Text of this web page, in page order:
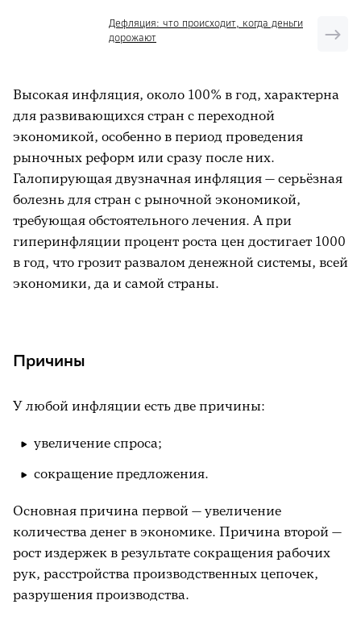
Дефляция: что происходит, когда деньги
дорожают
Высокая инфляция, около 100% в год, характерна
для развивающихся стран с переходной
экономикой, особенно в период проведения
рыночных реформ или сразу после них.
Галопирующая двузначная инфляция — серьёзная
болезнь для стран с рыночной экономикой,
требующая обстоятельного лечения. А при
гиперинфляции процент роста цен достигает 1000
в год, что грозит развалом денежной системы, всей
экономики, да и самой страны.
Причины
У любой инфляции есть две причины:
увеличение спроса;
сокращение предложения.
Основная причина первой — увеличение
количества денег в экономике. Причина второй —
рост издержек в результате сокращения рабочих
рук, расстройства производственных цепочек,
разрушения производства.